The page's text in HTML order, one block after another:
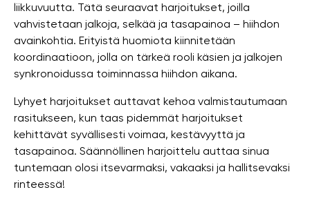
liikkuvuutta. Tätä seuraavat harjoitukset, joilla
vahvistetaan jalkoja, selkää ja tasapainoa – hiihdon
avainkohtia. Erityistä huomiota kiinnitetään
koordinaatioon, jolla on tärkeä rooli käsien ja jalkojen
synkronoidussa toiminnassa hiihdon aikana.
Lyhyet harjoitukset auttavat kehoa valmistautumaan
rasitukseen, kun taas pidemmät harjoitukset
kehittävät syvällisesti voimaa, kestävyyttä ja
tasapainoa. Säännöllinen harjoittelu auttaa sinua
tuntemaan olosi itsevarmaksi, vakaaksi ja hallitsevaksi
rinteessä!